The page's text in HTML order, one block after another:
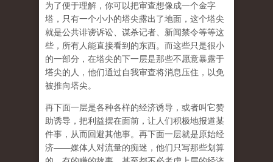
为了便于理解，你可以把审查想像成一个金字
塔，只有一个小小的塔尖露出了地面，这个塔尖
就是公共诽谤诉讼、谋杀记者、新闻禁令等等这
些，所有人能直接看到的东西。而这些只是很小
的一部分，在塔尖的下一层是那些不愿意暴露于
塔尖的人，他们通过自我审查将消息压住，以免
被推向塔尖。
再下面一层是各种各样的经济诱导，或者叫它赞
助诱导，把利益摆在面前，让人们积极地报道某
件事，从而回避其他事。再下面一层就是原始经
济——媒体人对流量的痴迷，他们只写那些划算